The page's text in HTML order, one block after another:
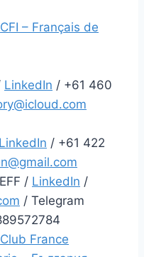
CFI – Français de
LinkedIn / +61 460
LinkedIn / +61 422
/ LinkedIn /
/ Telegram
Club France